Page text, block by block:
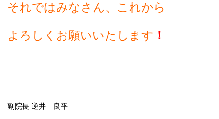
それではみなさん、これから
よろしくお願いいたします ！
副院長 逆井 良平